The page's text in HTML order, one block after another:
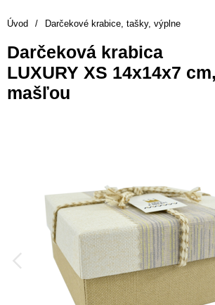
Úvod / Darčekové krabice, tašky, výplne
Darčeková krabica
LUXURY XS 14x14x7
mašľou